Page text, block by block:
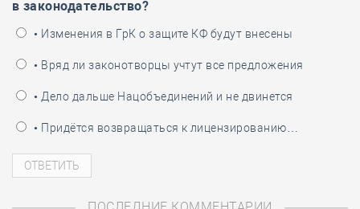
в законодательство?
• Изменения в ГрК о защите КФ будут внесены
• Вряд ли законотворцы учтут все предложения
• Дело дальше Нацобъединений и не двинется
• Придётся возвращаться к лицензированию…